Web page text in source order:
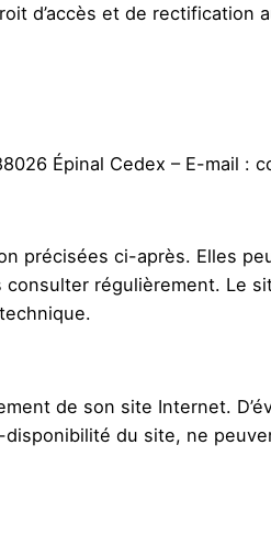
d’accès et de rectification
Épinal Cedex – E-mail :
précisées ci-après. Elles
régulièrement. Le
de son site Internet.
du site, ne